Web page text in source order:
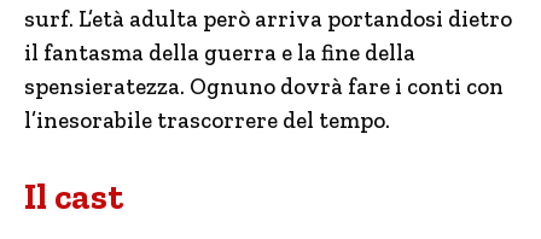
surf. L’età adulta però arriva portandosi dietro
il fantasma della guerra e la fine della
spensieratezza. Ognuno dovrà fare i conti con
l’inesorabile trascorrere del tempo.
Il cast